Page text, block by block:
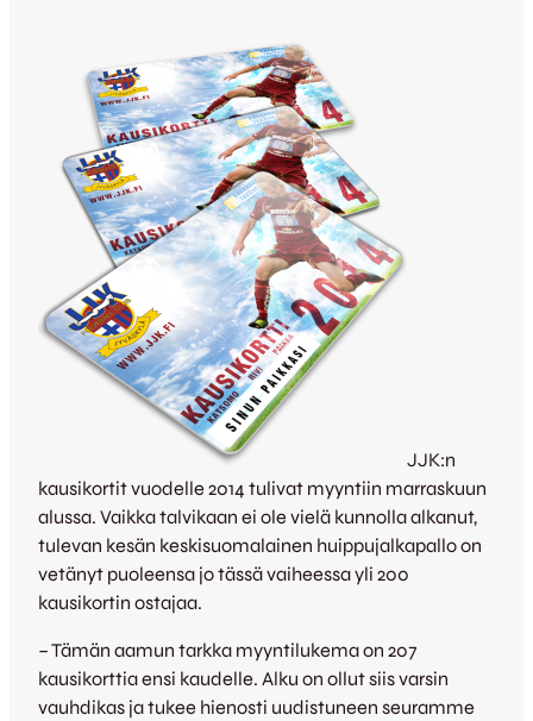
JJK:n
kausikortit vuodelle 2014 tulivat myyntiin marraskuun
alussa. Vaikka talvikaan ei ole vielä kunnolla alkanut,
tulevan kesän keskisuomalainen huippujalkapallo on
vetänyt puoleensa jo tässä vaiheessa yli 200
kausikortin ostajaa.
– Tämän aamun tarkka myyntilukema on 207
kausikorttia ensi kaudelle. Alku on ollut siis varsin
vauhdikas ja tukee hienosti uudistuneen seuramme